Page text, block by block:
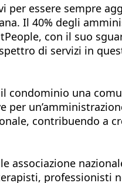
essere sempre
Il 40% degli
con il suo
di servizi in
condominio una
contribuendo a
associazione
professionisti